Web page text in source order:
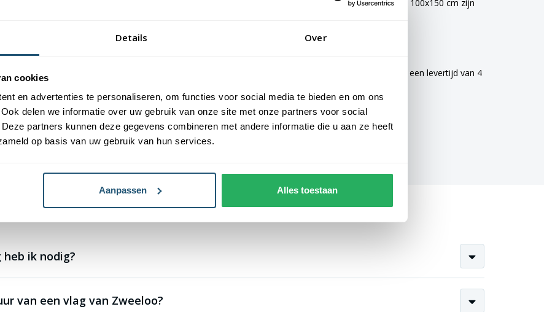
Details Over
cookies
en advertenties te personaliseren, om functies voor social media te bieden en om ons
delen we informatie over uw gebruik van onze site met onze partners voor social
partners kunnen deze gegevens combineren met andere informatie die u aan ze heeft
op basis van uw gebruik van hun services.
Aanpassen Alles toestaan
voorzien van verschillende bevestigingsmogelijkheden. De vlaggen van 40x60 cm, 70x100 cm en 100x150 cm zijn
150x225 cm en 200x300 cm zijn voorzien van clips.
Unie. Alle dorps- en stadsvlaggen worden met de grootst mogelijke zorg gemaakt en hebben een levertijd van 4
een gemiddelde levensduur van 3 tot 6 maanden.
kwaliteit vlaggendoek, printing en afwerking.
ik nodig?
van een vlag van Zweeloo?